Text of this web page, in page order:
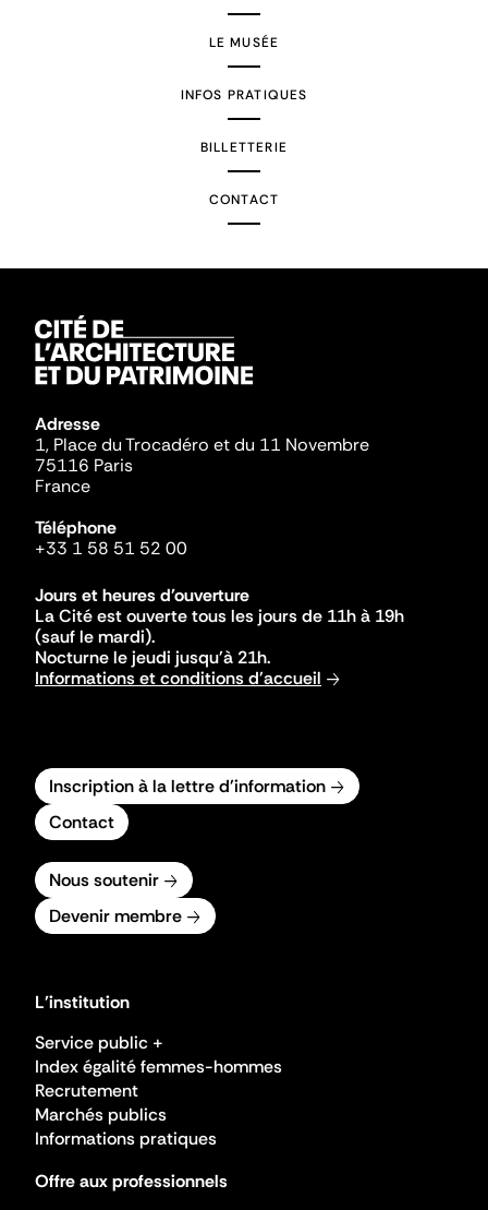
LE MUSÉE
INFOS PRATIQUES
BILLETTERIE
CONTACT
Adresse
1, Place du Trocadéro et du 11 Novembre
75116 Paris
France
Téléphone
+33 1 58 51 52 00
Jours et heures d'ouverture
La Cité est ouverte tous les jours de 11h à 19h
(sauf le mardi).
Nocturne le jeudi jusqu'à 21h.
Informations et conditions d'accueil
Inscription à la lettre d'information
Contact
Nous soutenir
Devenir membre
L'institution
Service public +
Index égalité femmes-hommes
Recrutement
Marchés publics
Informations pratiques
Offre aux professionnels